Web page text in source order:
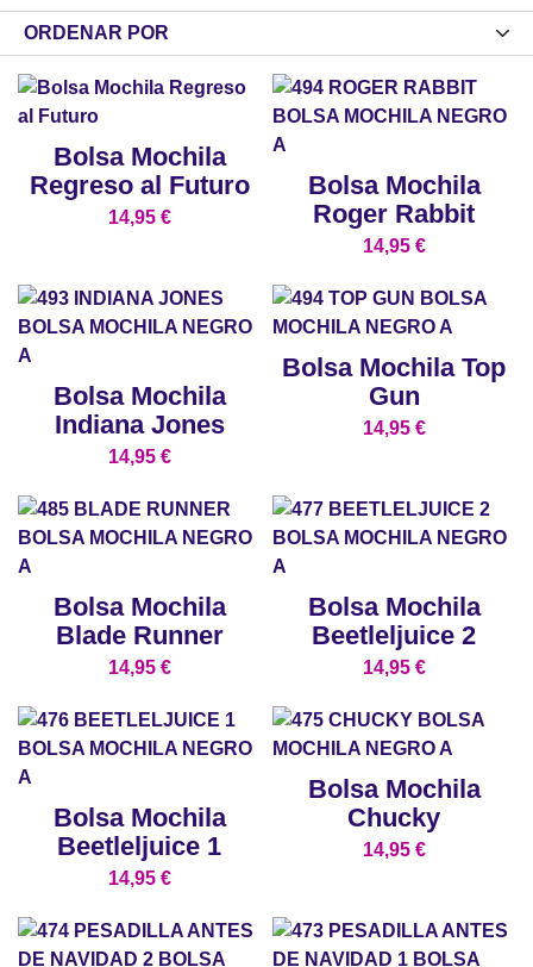
ORDENAR POR
Bolsa Mochila
Regreso al Futuro
14,95 €
Bolsa Mochila
Roger Rabbit
14,95 €
Bolsa Mochila
Indiana Jones
14,95 €
Bolsa Mochila Top
Gun
14,95 €
Bolsa Mochila
Blade Runner
14,95 €
Bolsa Mochila
Beetleljuice 2
14,95 €
Bolsa Mochila
Beetleljuice 1
14,95 €
Bolsa Mochila
Chucky
14,95 €